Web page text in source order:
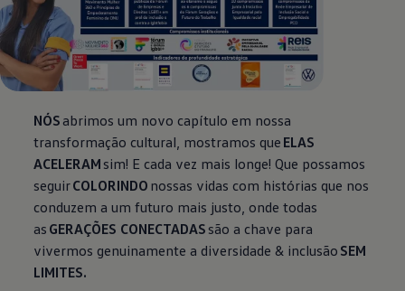
NÓSabrimos um novo capítulo em nossa
transformação cultural, mostramos que ELAS
ACELERAM sim! E cada vez mais longe! Que possamos
seguirCOLORINDO nossas vidas com histórias que nos
conduzem a um futuro mais justo, onde todas
as GERAÇÕES CONECTADAS são a chave para
vivermos genuinamente a diversidade & inclusão SEM
LIMITES.